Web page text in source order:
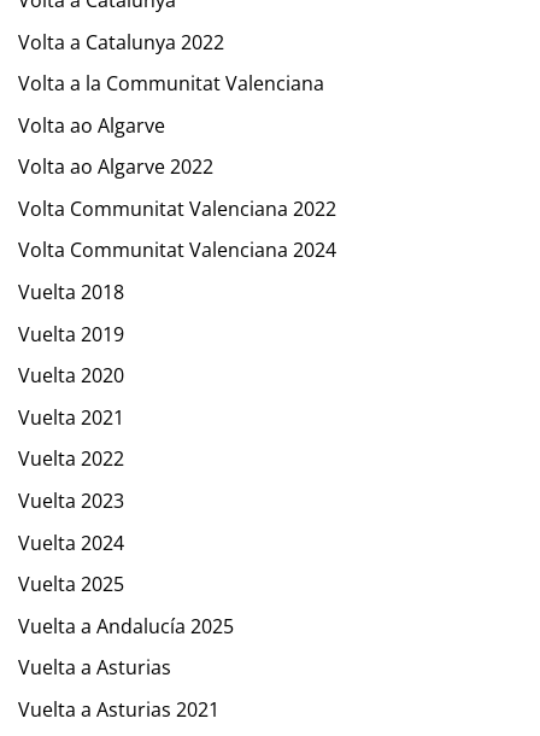
Volta a Catalunya 2022
Volta a la Communitat Valenciana
Volta ao Algarve
Volta ao Algarve 2022
Volta Communitat Valenciana 2022
Volta Communitat Valenciana 2024
Vuelta 2018
Vuelta 2019
Vuelta 2020
Vuelta 2021
Vuelta 2022
Vuelta 2023
Vuelta 2024
Vuelta 2025
Vuelta a Andalucía 2025
Vuelta a Asturias
Vuelta a Asturias 2021